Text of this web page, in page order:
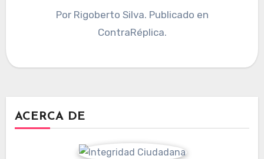
Por Rigoberto Silva. Publicado en
ContraRéplica.
ACERCA DE